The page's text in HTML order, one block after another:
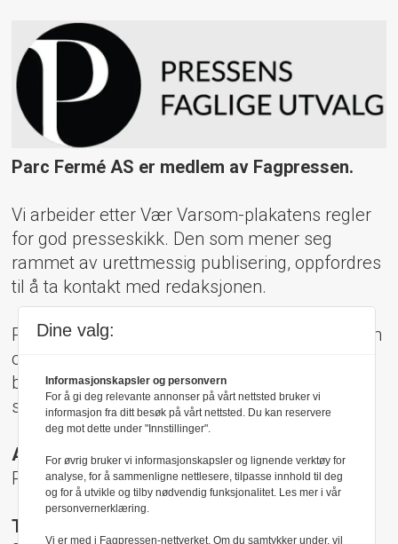
Parc Fermé AS er medlem av Fagpressen.
Vi arbeider etter Vær Varsom-plakatens regler
for god presseskikk. Den som mener seg
rammet av urettmessig publisering, oppfordres
til å ta kontakt med redaksjonen.
Pressens Faglige Utvalg (PFU) er et klageorgan
oppnevnt av Norsk Presseforbund som
behandler klager mot mediene i presseetiske
spørsmål.
Adresse:
Rådhusgt 17, 0158 Oslo
Telefon:
Dine valg:
Informasjonskapsler og personvern
For å gi deg relevante annonser på vårt nettsted bruker vi
informasjon fra ditt besøk på vårt nettsted. Du kan reservere
deg mot dette under "Innstillinger".
For øvrig bruker vi informasjonskapsler og lignende verktøy for
analyse, for å sammenligne nettlesere, tilpasse innhold til deg
og for å utvikle og tilby nødvendig funksjonalitet. Les mer i vår
personvernerklæring.
Vi er med i Fagpressen-nettverket. Om du samtykker under, vil